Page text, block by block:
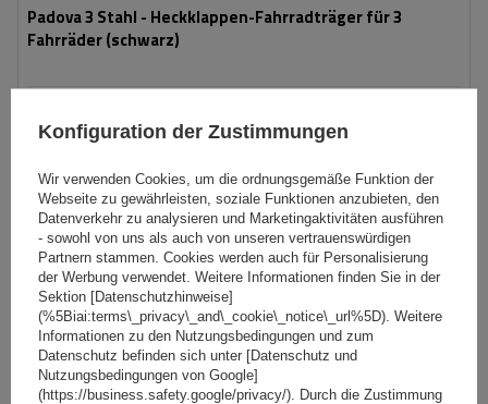
Padova 3 Stahl - Heckklappen-Fahrradträger für 3
Fahrräder (schwarz)
139,99 € inkl. MwSt
Niedrigster Preis in 30 Tagen vor Rabatt:166,99 €-16%
Große Menge verfügbar
Wir versenden schon am 11. August
In den
Warenkorb
SONDERANGEBOT
Fassungsvermögen: Fahrräder:
2
Maximales Fahrradgewicht:
22,5 kg
Nutzlast der Haltebügel:
45 kg
kompatibel mit Elektrofahrrädern
Aluminiumkonstruktion
Konfiguration der Zustimmungen
Wir verwenden Cookies, um die ordnungsgemäße Funktion der
Webseite zu gewährleisten, soziale Funktionen anzubieten, den
Datenverkehr zu analysieren und Marketingaktivitäten ausführen
- sowohl von uns als auch von unseren vertrauenswürdigen
Partnern stammen. Cookies werden auch für Personalisierung
der Werbung verwendet. Weitere Informationen finden Sie in der
Sektion [Datenschutzhinweise]
(%5Biai:terms\_privacy\_and\_cookie\_notice\_url%5D). Weitere
Informationen zu den Nutzungsbedingungen und zum
Datenschutz befinden sich unter [Datenschutz und
Nutzungsbedingungen von Google]
(https://business.safety.google/privacy/). Durch die Zustimmung